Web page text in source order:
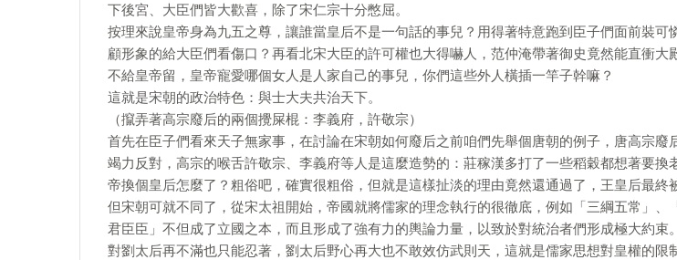
下後宮、大臣們皆大歡喜，除了宋仁宗十分憋屈。
按理來說皇帝身為九五之尊，讓誰當皇后不是一句話的事兒？用得著特意跑到臣子們面前裝可
顧形象的給大臣們看傷口？再看北宋大臣的許可權也大得嚇人，范仲淹帶著御史竟然能直衝大
不給皇帝留，皇帝寵愛哪個女人是人家自己的事兒，你們這些外人橫插一竿子幹嘛？
這就是宋朝的政治特色：與士大夫共治天下。
（攛弄著高宗廢后的兩個攪屎棍：李義府，許敬宗）
首先在臣子們看來天子無家事，在討論在宋朝如何廢后之前咱們先舉個唐朝的例子，唐高宗廢
竭力反對，高宗的喉舌許敬宗、李義府等人是這麼造勢的：莊稼漢多打了一些稻穀都想著要換
帝換個皇后怎麼了？粗俗吧，確實很粗俗，但就是這樣扯淡的理由竟然還通過了，王皇后最終
但宋朝可就不同了，從宋太祖開始，帝國就將儒家的理念執行的很徹底，例如「三綱五常」、
君臣臣」不但成了立國之本，而且形成了強有力的輿論力量，以致於對統治者們形成極大約束
對劉太后再不滿也只能忍著，劉太后野心再大也不敢效仿武則天，這就是儒家思想對皇權的限